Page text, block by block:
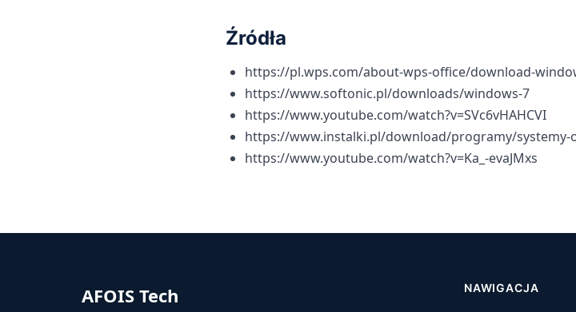
Źródła
https://pl.wps.com/about-wps-office/download-
https://www.softonic.pl/downloads/windows-7
https://www.youtube.com/watch?v=SVc6vHAHCVI
https://www.instalki.pl/download/programy/systemy-
https://www.youtube.com/watch?v=Ka_-evaJMxs
AFOIS Tech NAWIGACJA